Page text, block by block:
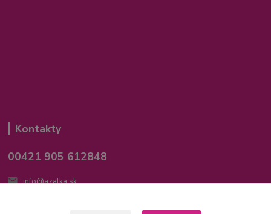
Kontakty
00421 905 612848
info@azalka.sk